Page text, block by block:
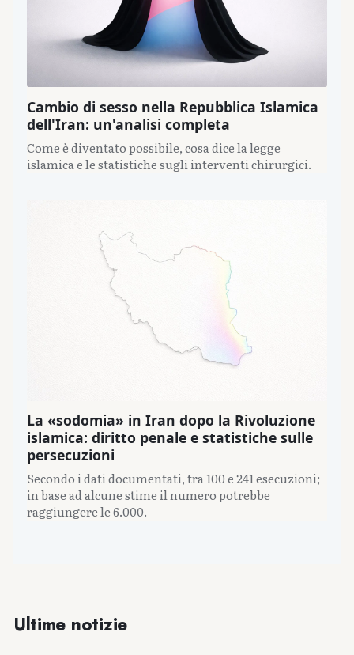
Cambio di sesso nella Repubblica Islamica
dell'Iran: un'analisi completa
Come è diventato possibile, cosa dice la legge
islamica e le statistiche sugli interventi chirurgici.
La «sodomia» in Iran dopo la Rivoluzione
islamica: diritto penale e statistiche sulle
persecuzioni
Secondo i dati documentati, tra 100 e 241 esecuzioni;
in base ad alcune stime il numero potrebbe
raggiungere le 6.000.
Ultime notizie